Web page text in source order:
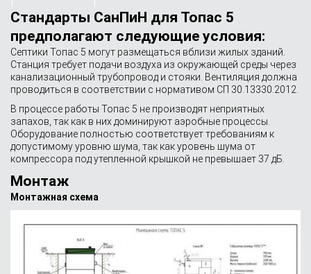
Стандарты СанПиН для Топас 5
предполагают следующие условия:
Септики Топас 5 могут размещаться вблизи жилых зданий.
Станция требует подачи воздуха из окружающей среды через
канализационный трубопровод и стояки. Вентиляция должна
проводиться в соответствии с нормативом СП 30.13330.2012.
В процессе работы Топас 5 не производят неприятных
запахов, так как в них доминируют аэробные процессы.
Оборудование полностью соответствует требованиям к
допустимому уровню шума, так как уровень шума от
компрессора под утепленной крышкой не превышает 37 дБ.
Монтаж
Монтажная схема